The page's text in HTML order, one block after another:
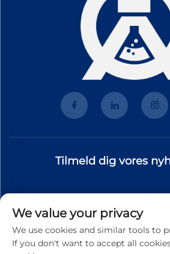
Tilmeld dig vores
Tilmeld dig vores nyhedsbrev for
branchenyt, opdateringer og indsigt
We value your privacy
We use cookies and similar tools to
If you don't want to accept all